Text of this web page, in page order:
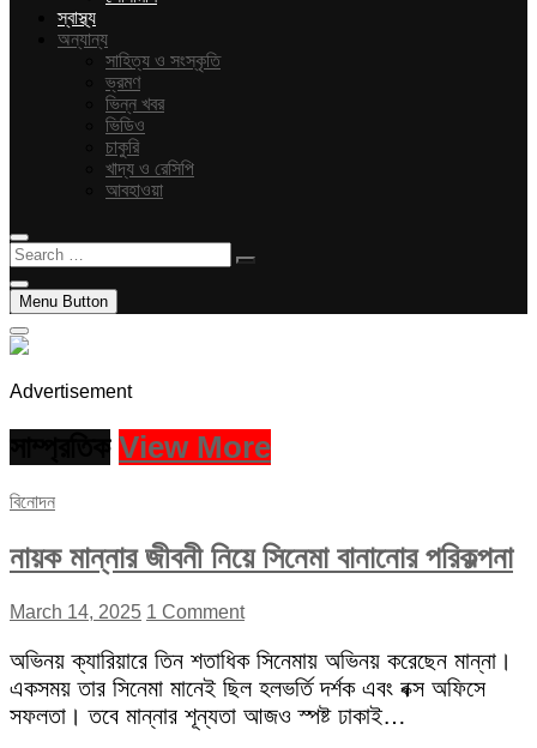
স্বাস্থ্য
অন্যান্য
সাহিত্য ও সংস্কৃতি
ভ্রমণ
ভিন্ন খবর
ভিডিও
চাকুরি
খাদ্য ও রেসিপি
আবহাওয়া
Search
…
Menu Button
Advertisement
View More
বিনোদন
নায়ক মান্নার জীবনী নিয়ে সিনেমা বানানোর পরিকল্পনা
March 14, 2025 1 Comment
অভিনয় ক্যারিয়ারে তিন শতাধিক সিনেমায় অভিনয় করেছেন মান্না।
একসময় তার সিনেমা মানেই ছিল হলভর্তি দর্শক এবং বক্স অফিসে
সফলতা। তবে মান্নার শূন্যতা আজও স্পষ্ট ঢাকাই…